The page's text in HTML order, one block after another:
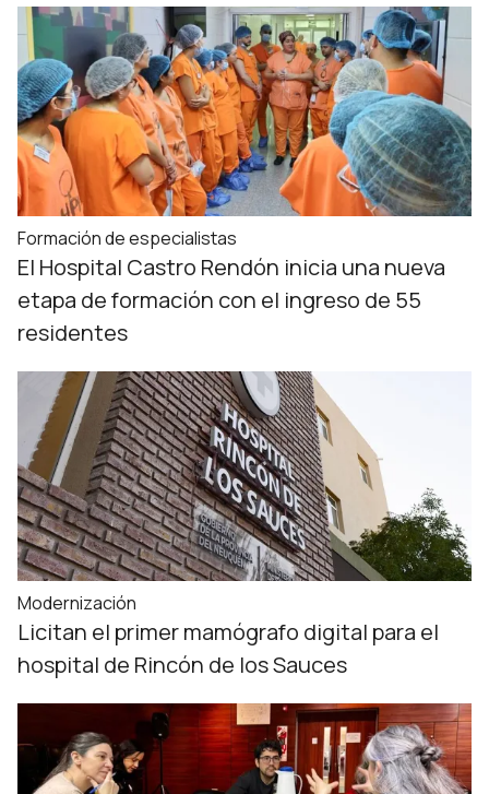
Formación de especialistas
El Hospital Castro Rendón inicia una nueva
etapa de formación con el ingreso de 55
residentes
Modernización
Licitan el primer mamógrafo digital para el
hospital de Rincón de los Sauces